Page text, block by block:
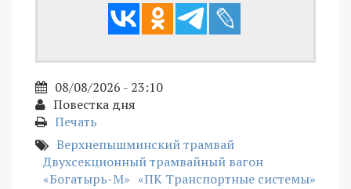
08/08/2026 - 23:10
Повестка дня
Печать
Верхнепышминский трамвай
Двухсекционный трамвайный вагон
«Богатырь-М» «ПК Транспортные системы»